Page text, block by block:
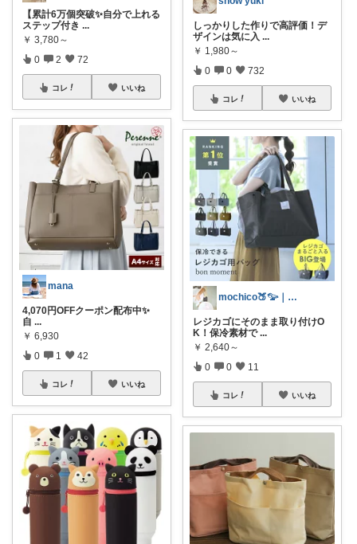
【累計6万個突破✨自分で上れる
ステップ付き ...
￥ 3,780～
0 2 72
コレ いいね
mana
4,070円OFFクーポン配布中✨
自 ...
￥ 6,930
0 1 42
コレ いいね
しっかりした作りで高評価！デ
ザインは気に入 ...
￥ 1,980～
0 0 732
コレ いいね
mochico🍑𓅰｜子育てmama
レジカゴにそのまま取り付けO
K！保冷素材で ...
￥ 2,640～
0 0 11
コレ いいね